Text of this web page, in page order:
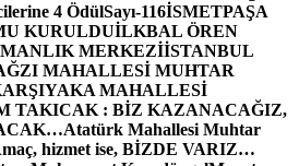
4 ÖdülSayı-116İSMETPAŞA
KURULDUİLKBAL ÖREN
MERKEZİİSTANBUL
MAHALLESİ MUHTAR
MAHALLESİ
TAKICAK : BİZ KAZANACAĞIZ,
Atatürk Mahallesi Muhtar
hizmet ise, BİZDE VARIZ…